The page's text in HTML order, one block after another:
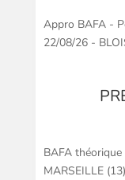
Appro BAFA -
22/08/26 -
BAFA
MARSEILLE (13)